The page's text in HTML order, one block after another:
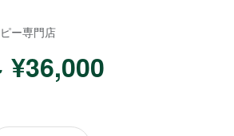
ー専門店
¥36,000